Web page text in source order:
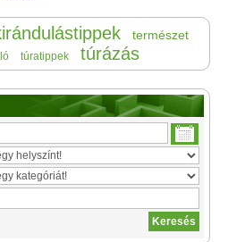
természet
túratippek túrázás